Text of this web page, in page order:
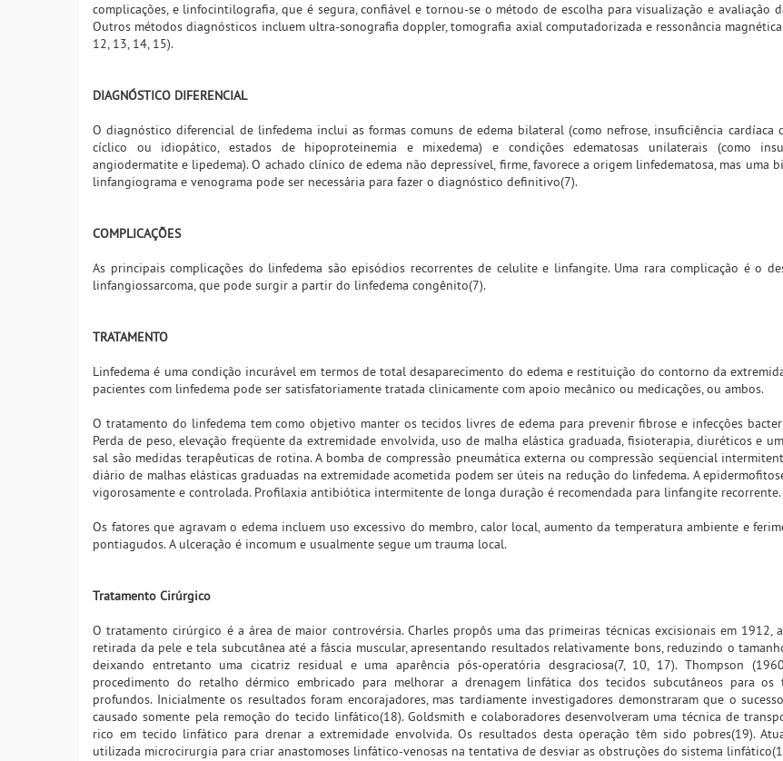
complicações, e linfocintilografia, que é segura, confiável e tornou-se o método de escolha para visualização e avaliação
Outros métodos diagnósticos incluem ultra-sonografia doppler, tomografia axial computadorizada e ressonância
12, 13, 14, 15).
DIAGNÓSTICO DIFERENCIAL
O diagnóstico diferencial de linfedema inclui as formas comuns de edema bilateral (como nefrose, insuficiência cardíaca
cíclico ou idiopático, estados de hipoproteinemia e mixedema) e condições edematosas unilaterais (como
angiodermatite e lipedema). O achado clínico de edema não depressível, firme, favorece a origem linfedematosa, mas uma
linfangiograma e venograma pode ser necessária para fazer o diagnóstico definitivo(7).
COMPLICAÇÕES
As principais complicações do linfedema são episódios recorrentes de celulite e linfangite. Uma rara complicação é o
linfangiossarcoma, que pode surgir a partir do linfedema congênito(7).
TRATAMENTO
Linfedema é uma condição incurável em termos de total desaparecimento do edema e restituição do contorno da
pacientes com linfedema pode ser satisfatoriamente tratada clinicamente com apoio mecânico ou medicações, ou ambos.
O tratamento do linfedema tem como objetivo manter os tecidos livres de edema para prevenir fibrose e infecções
Perda de peso, elevação freqüente da extremidade envolvida, uso de malha elástica graduada, fisioterapia, diuréticos e
sal são medidas terapêuticas de rotina. A bomba de compressão pneumática externa ou compressão seqüencial
diário de malhas elásticas graduadas na extremidade acometida podem ser úteis na redução do linfedema. A
vigorosamente e controlada. Profilaxia antibiótica intermitente de longa duração é recomendada para linfangite recorrente.
Os fatores que agravam o edema incluem uso excessivo do membro, calor local, aumento da temperatura ambiente e
pontiagudos. A ulceração é incomum e usualmente segue um trauma local.
Tratamento Cirúrgico
O tratamento cirúrgico é a área de maior controvérsia. Charles propôs uma das primeiras técnicas excisionais em 1912,
retirada da pele e tela subcutânea até a fáscia muscular, apresentando resultados relativamente bons, reduzindo o
deixando entretanto uma cicatriz residual e uma aparência pós-operatória desgraciosa(7, 10, 17). Thompson
procedimento do retalho dérmico embricado para melhorar a drenagem linfática dos tecidos subcutâneos para os
profundos. Inicialmente os resultados foram encorajadores, mas tardiamente investigadores demonstraram que o
causado somente pela remoção do tecido linfático(18). Goldsmith e colaboradores desenvolveram uma técnica de
rico em tecido linfático para drenar a extremidade envolvida. Os resultados desta operação têm sido pobres(19).
utilizada microcirurgia para criar anastomoses linfático-venosas na tentativa de desviar as obstruções do sistema